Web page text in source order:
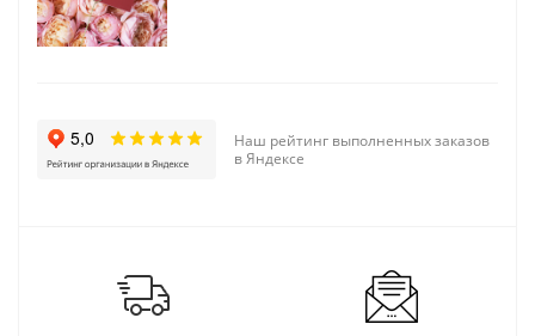
Наш рейтинг выполненных заказов
в Яндексе